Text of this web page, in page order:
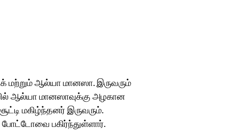
மற்றும் ஆல்யா மானஸா. இருவரும்
ஆல்யா மானஸாவுக்கு அழகான
மகிழ்ந்தனர் இருவரும்.
பகிர்ந்துள்ளார்.